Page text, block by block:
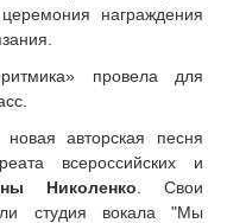
награждения
провела для
авторская песня
всероссийских и
Николенко . Свои
студия вокала "Мы